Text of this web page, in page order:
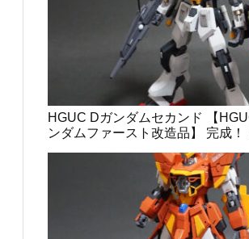
HGUC Dガンダムセカンド 【
ンダムファースト改造品】 完成！